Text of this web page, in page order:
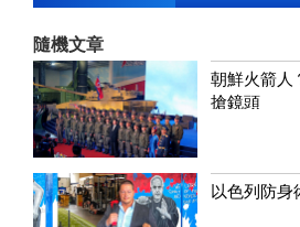
隨機文章
朝鮮火箭人
搶鏡頭
以色列防身